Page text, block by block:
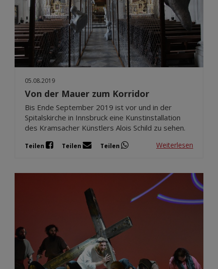
Mär 2026
Feb 2026
Jan 2026
Dez 2025
Nov 2025
05.08.2019
Von der Mauer zum Korridor
Bis Ende September 2019 ist vor und in der
Spitalskirche in Innsbruck eine Kunstinstallation
des Kramsacher Künstlers Alois Schild zu sehen.
Teilen Teilen Teilen Weiterlesen